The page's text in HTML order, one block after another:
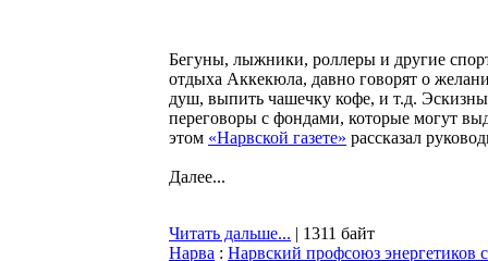
Бегуны, лыжники, роллеры и другие
отдыха Аккекюла, давно говорят о
душ, выпить чашечку кофе, и т.д.
переговоры с фондами, которые могут
этом «Нарвской газете» рассказал
Далее...
Читать дальше... | 1311 байт
Нарва : Нарвский профсоюз энергетиков